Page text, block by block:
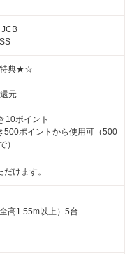
JCB
特典★☆
元
10ポイント
ポイントから使用可（500
）
けます。
高1.55m以上）5台